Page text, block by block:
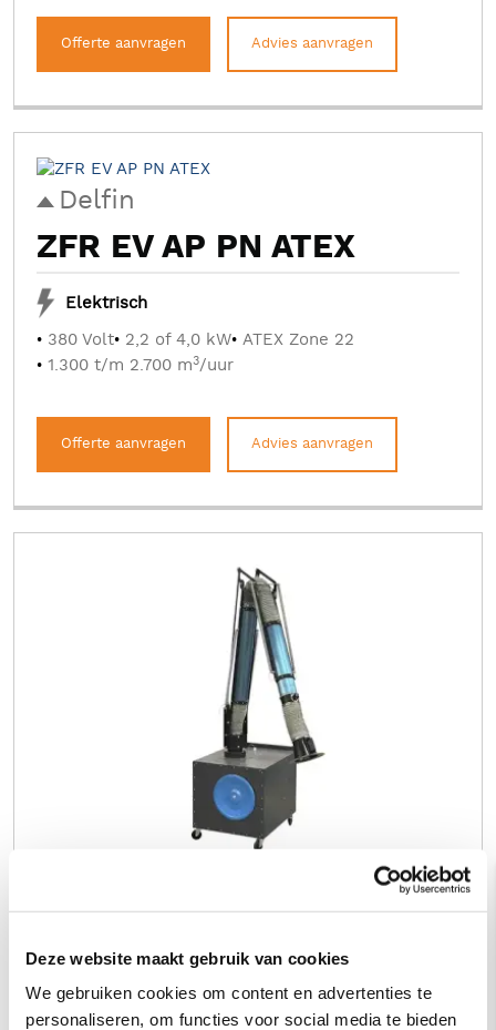
Deze website maakt gebruik van cookies
We gebruiken cookies om content en advertenties te
personaliseren, om functies voor social media te bieden
Offerte aanvragen Advies aanvragen
Delfin
ZFR EV AP PN ATEX
Elektrisch
380 Volt 2,2 of 4,0 kW ATEX Zone 22
1.300 t/m 2.700 m3/uur
Offerte aanvragen Advies aanvragen
ECO DCE / M
1 motor Patroonfilter 1300 m /uur luchtdebiet